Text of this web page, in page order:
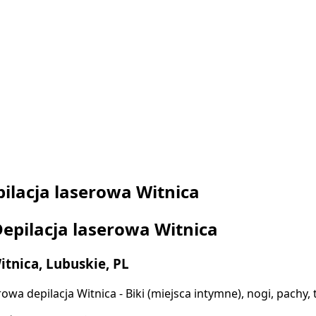
laserowa Witnica
laserowa Witnica
Lubuskie, PL
depilacja Witnica - Biki (miejsca intymne), nogi, pachy,